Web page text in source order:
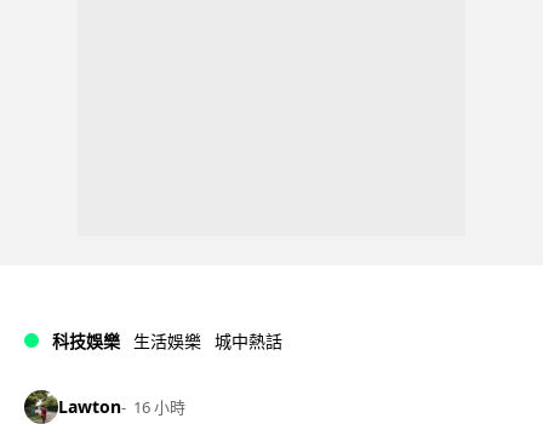
科技娛樂 生活娛樂 城中熱話
Lawton 16 小時